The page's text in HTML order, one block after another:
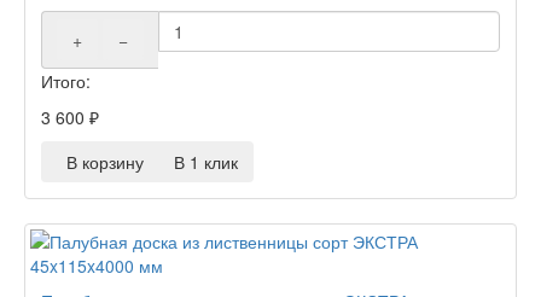
+
−
Итого:
3 600 ₽
В корзину
В 1 клик